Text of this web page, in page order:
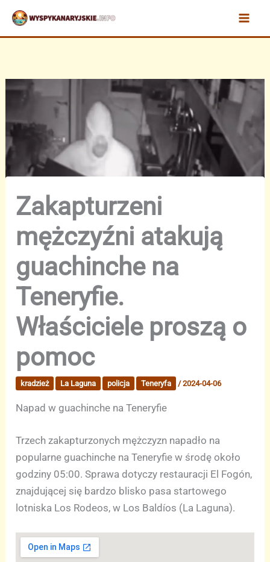
Przejdź
treści
Zakapturzeni
mężczyźni atakują
guachinche na
Teneryfie.
Właściciele proszą o
pomoc
kradzież La Laguna policja Teneryfa /2024-04-06
Napad w guachinche na Teneryfie
Trzech zakapturzonych mężczyzn napadło na
popularne guachinche na Teneryfie w środę około
godziny 05:00. Sprawa dotyczy restauracji El Fogón,
znajdującej się bardzo blisko pasa startowego
lotniska Los Rodeos, w Los Baldíos (La Laguna).